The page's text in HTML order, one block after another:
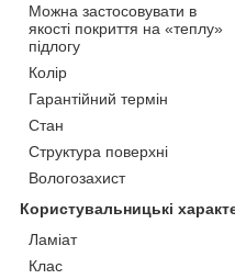
Можна застосовувати в
якості покриття на «теплу»
підлогу
Колір
Гарантійний термін
Стан
Структура поверхні
Вологозахист
Користувальницькі
Ламіат
Клас